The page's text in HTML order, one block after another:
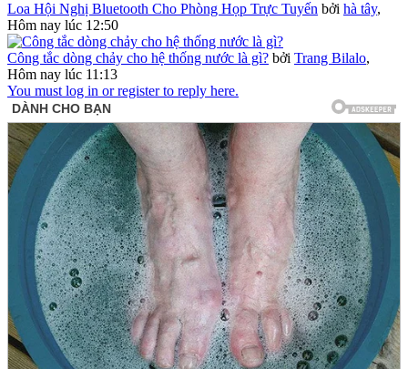
Loa Hội Nghị Bluetooth Cho Phòng Họp Trực Tuyến bởi hà tây,
Hôm nay lúc 12:50
Công tắc dòng chảy cho hệ thống nước là gì? bởi Trang Bilalo,
Hôm nay lúc 11:13
You must log in or register to reply here.